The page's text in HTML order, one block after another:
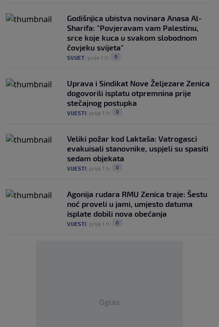
Godišnjica ubistva novinara Anasa Al-
Sharifa: "Povjeravam vam Palestinu,
srce koje kuca u svakom slobodnom
čovjeku svijeta"
SVIJET prije 1 h 0
Uprava i Sindikat Nove Željezare Zenica
dogovorili isplatu otpremnina prije
stečajnog postupka
VIJESTI prije 1 h 0
Veliki požar kod Laktaša: Vatrogasci
evakuisali stanovnike, uspjeli su spasiti
sedam objekata
VIJESTI prije 1 h 0
Agonija rudara RMU Zenica traje: Šestu
noć proveli u jami, umjesto datuma
isplate dobili nova obećanja
VIJESTI prije 1 h 0
Oglas